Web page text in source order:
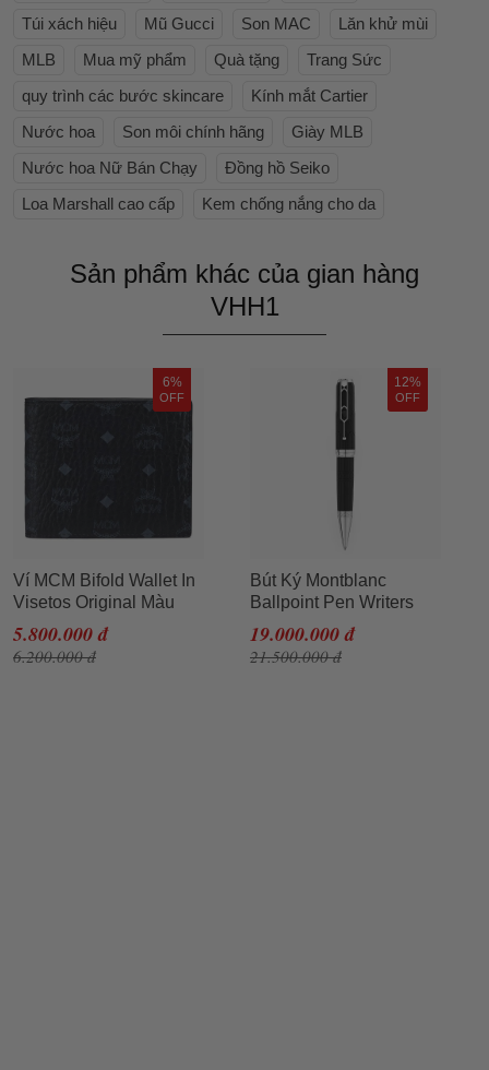
Túi xách hiệu
Mũ Gucci Son MAC
Lăn khử mùi
MLB
Mua mỹ phẩm Quà tặng
Trang Sức
quy trình các bước skincare
Kính mắt Cartier
Nước hoa
Son môi chính hãng
Giày MLB
Nước hoa Nữ Bán Chạy
Đồng hồ Seiko
Loa Marshall cao cấp
Kem chống nắng cho da
Sản phẩm khác của gian hàng
VHH1
6%
OFF
Ví MCM Bifold Wallet In
Visetos Original Màu
Đen
5.800.000 đ
6.200.000 đ
12%
OFF
Bút Ký Montblanc
Ballpoint Pen Writers
Edition Homage to
Victor Hugo Limited
Edition MB125512 Màu
19.000.000 đ
21.500.000 đ